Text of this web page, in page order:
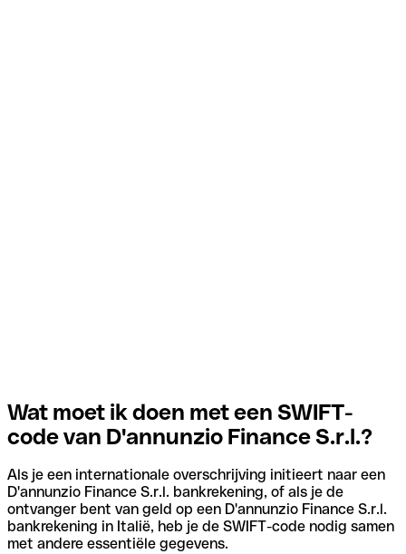
Wat moet ik doen met een SWIFT-
code van D'annunzio Finance S.r.l.?
Als je een internationale overschrijving initieert naar een
D'annunzio Finance S.r.l. bankrekening, of als je de
ontvanger bent van geld op een D'annunzio Finance S.r.l.
bankrekening in Italië, heb je de SWIFT-code nodig samen
met andere essentiële gegevens.